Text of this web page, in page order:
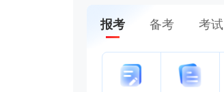
报考 备考 考试